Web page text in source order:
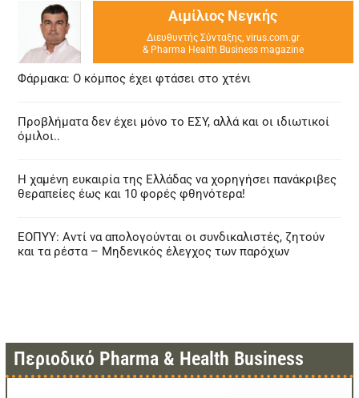
Αιμίλιος Νεγκής
Διευθυντής Σύνταξης, virus.com.gr
& Pharma Health Business magazine
Φάρμακα: Ο κόμπος έχει φτάσει στο χτένι
Προβλήματα δεν έχει μόνο το ΕΣΥ, αλλά και οι ιδιωτικοί
όμιλοι..
Η χαμένη ευκαιρία της Ελλάδας να χορηγήσει πανάκριβες
θεραπείες έως και 10 φορές φθηνότερα!
ΕΟΠΥΥ: Αντί να απολογούνται οι συνδικαλιστές, ζητούν
και τα ρέστα – Μηδενικός έλεγχος των παρόχων
Περιοδικό Pharma & Health Business